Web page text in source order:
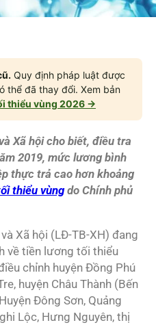
Quy định pháp luật được
thể đã thay đổi. Xem bản
thiểu vùng 2026 →
Xã hội cho biết, điều tra
2019, mức lương bình
thực trả cao hơn khoảng
thiểu vùngdo Chính phủ
Xã hội (LĐ-TB-XH) đang
về tiền lương tối thiểu
chỉnh huyện Đồng Phú
huyện Châu Thành (Bến
Đông Sơn, Quảng
Lộc, Hưng Nguyên, thị